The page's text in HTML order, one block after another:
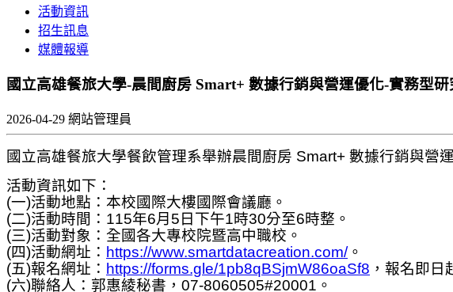
活動資訊
招生訊息
媒體報導
國立高雄餐旅大學-晨間廚房 Smart+ 數據行銷與營運優化-實務型
2026-04-29 網站管理員
國立高雄餐旅大學餐飲管理系舉辦晨間廚房 Smart+ 數據行銷與營
活動資訊如下：
(一)活動地點：本校國際大樓國際會議廳。
(二)活動時間：115年6月5日下午1時30分至6時整。
(三)活動對象：全國各大專校院暨高中職校。
(四)活動網址： https://www.smartdatacreation.com/。
(五)報名網址： https://forms.gle/1pb8qBSjmW86oaSf8 ，報名即
(六)聯絡人：郭惠綾秘書，07-8060505#20001。